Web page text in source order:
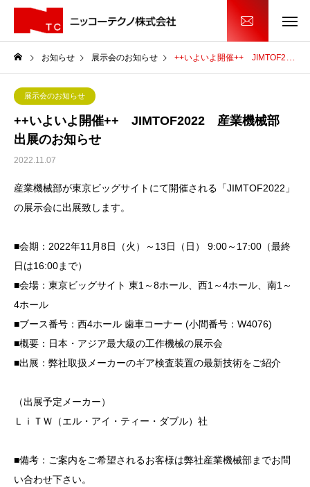
お知らせ 展示会のお知らせ ++いよいよ開催++ JIMTOF2022 産業機械部 出展のお知らせ
展示会のお知らせ
++いよいよ開催++ JIMTOF2022 産業機械部
出展のお知らせ
2022.11.07
産業機械部が東京ビッグサイトにて開催される「JIMTOF2022」
の展示会に出展致します。
■会期：2022年11月8日（火）～13日（日） 9:00～17:00（最終
日は16:00まで）
■会場：東京ビッグサイト 東1～8ホール、西1～4ホール、南1～
4ホール
■ブース番号：西4ホール 歯車コーナー (小間番号：W4076)
■概要：日本・アジア最大級の工作機械の展示会
■出展：弊社取扱メーカーのギア検査装置の最新技術をご紹介
（出展予定メーカー）
ＬｉＴＷ（エル・アイ・ティー・ダブル）社
■備考：ご案内をご希望されるお客様は弊社産業機械部までお問
い合わせ下さい。